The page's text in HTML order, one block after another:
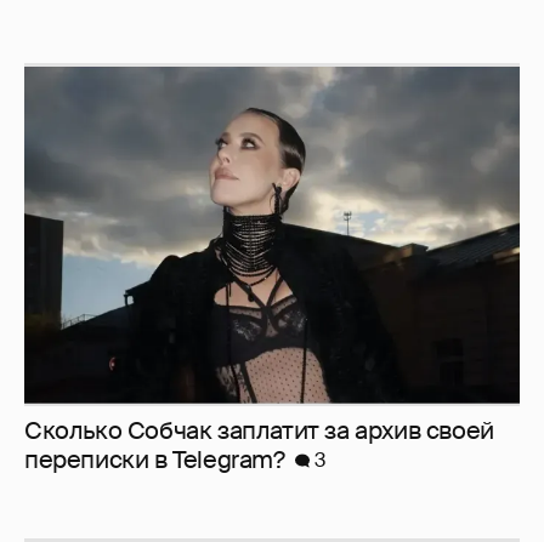
Сколько Собчак заплатит за архив своей
перeписки в Telegram?
3